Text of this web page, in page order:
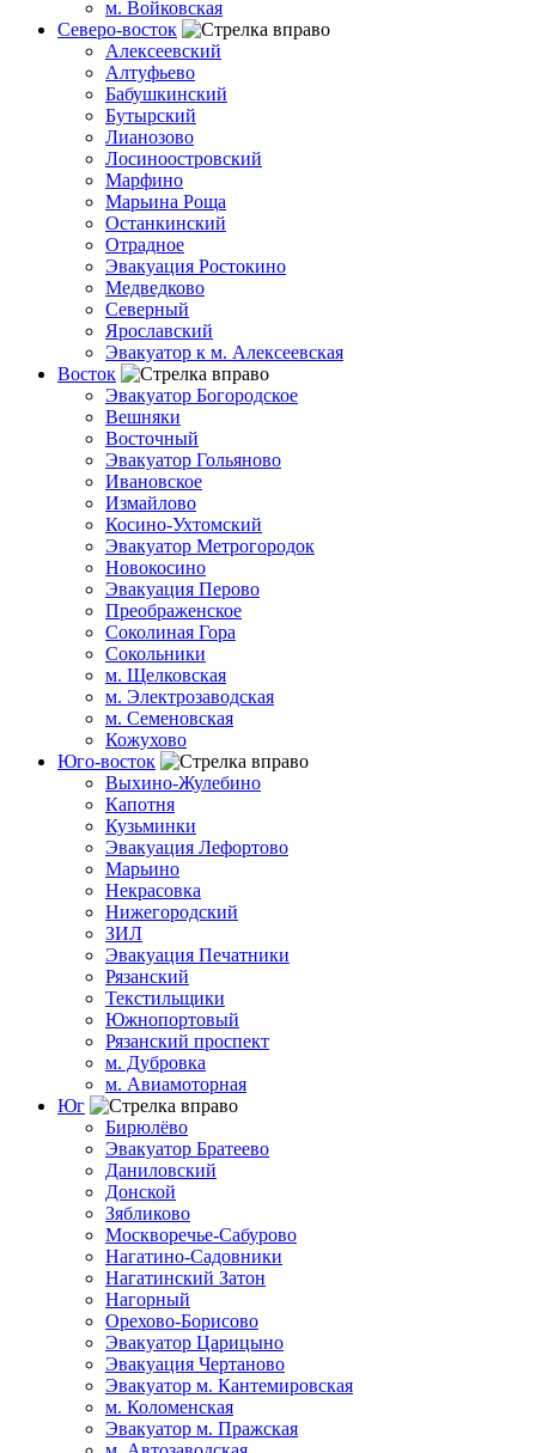
м. Войковская
Северо-восток
Алексеевский
Алтуфьево
Бабушкинский
Бутырский
Лианозово
Лосиноостровский
Марфино
Марьина Роща
Останкинский
Отрадное
Эвакуация Ростокино
Медведково
Северный
Ярославский
Эвакуатор к м. Алексеевская
Восток
Эвакуатор Богородское
Вешняки
Восточный
Эвакуатор Гольяново
Ивановское
Измайлово
Косино-Ухтомский
Эвакуатор Метрогородок
Новокосино
Эвакуация Перово
Преображенское
Соколиная Гора
Сокольники
м. Щелковская
м. Электрозаводская
м. Семеновская
Кожухово
Юго-восток
Выхино-Жулебино
Капотня
Кузьминки
Эвакуация Лефортово
Марьино
Некрасовка
Нижегородский
ЗИЛ
Эвакуация Печатники
Рязанский
Текстильщики
Южнопортовый
Рязанский проспект
м. Дубровка
м. Авиамоторная
Юг
Бирюлёво
Эвакуатор Братеево
Даниловский
Донской
Зябликово
Москворечье-Сабурово
Нагатино-Садовники
Нагатинский Затон
Нагорный
Орехово-Борисово
Эвакуатор Царицыно
Эвакуация Чертаново
Эвакуатор м. Кантемировская
м. Коломенская
Эвакуатор м. Пражская